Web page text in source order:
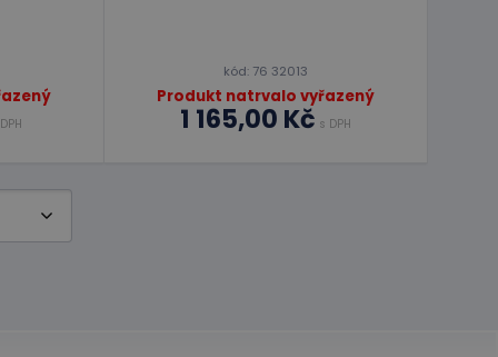
kód: 76 32013
Produkt natrvalo vyřazený
1 165,00 Kč s DPH